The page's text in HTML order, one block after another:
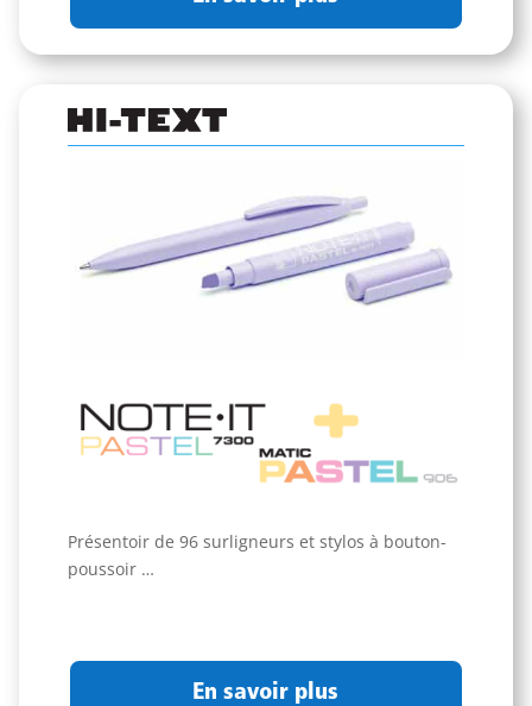
Présentoir de 96 surligneurs et stylos à bouton-
poussoir …
En savoir plus